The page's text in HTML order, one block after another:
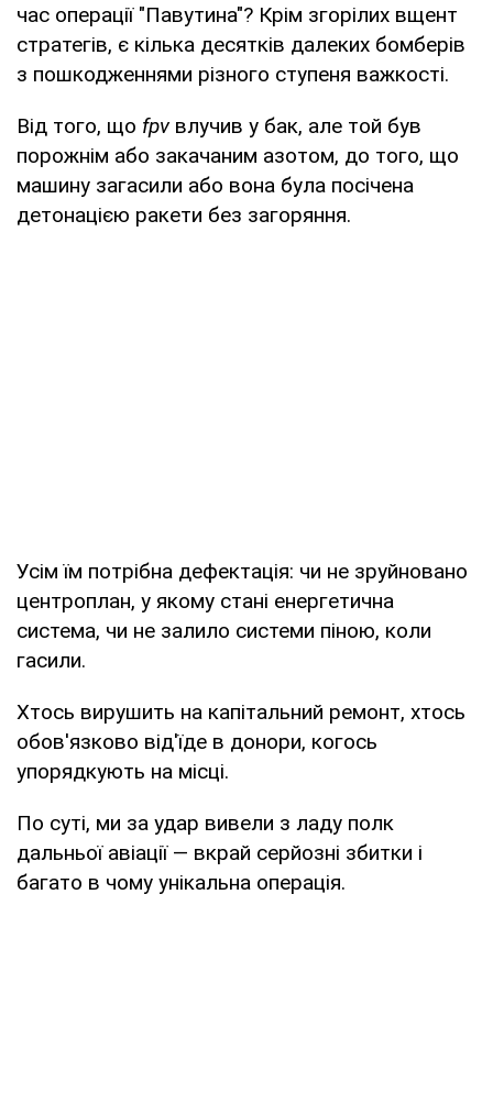
час операції "Павутина"? Крім згорілих вщент
стратегів, є кілька десятків далеких бомберів
з пошкодженнями різного ступеня важкості.
Від того, що fpvвлучив у бак, але той був
порожнім або закачаним азотом, до того, що
машину загасили або вона була посічена
детонацією ракети без загоряння.
Усім їм потрібна дефектація: чи не зруйновано
центроплан, у якому стані енергетична
система, чи не залило системи піною, коли
гасили.
Хтось вирушить на капітальний ремонт, хтось
обов'язково від'їде в донори, когось
упорядкують на місці.
По суті, ми за удар вивели з ладу полк
дальньої авіації — вкрай серйозні збитки і
багато в чому унікальна операція.